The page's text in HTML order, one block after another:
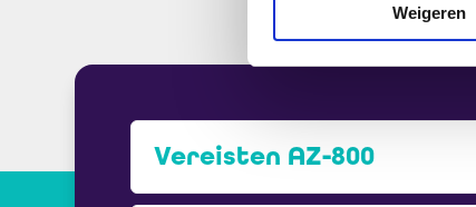
Weigeren
Vereisten AZ-800